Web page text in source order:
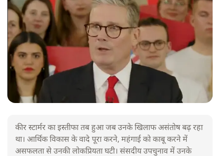
कीर स्टार्मर का इस्तीफा तब हुआ जब उनके खिलाफ असंतोष बढ़ रहा
था। आर्थिक विकास के वादे पूरा करने, महंगाई को काबू करने में
असफलता से उनकी लोकप्रियता घटी। संसदीय उपचुनाव में उनके